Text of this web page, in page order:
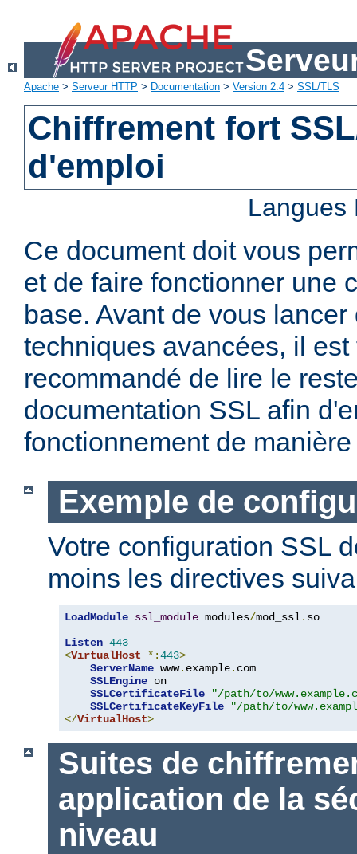
Apache > Serveur HTTP > Documentation > Version 2.4 > SSL/TLS
Chiffrement fort
d'emploi
Ce document doit vous
et de faire fonctionner une
base. Avant de vous
techniques avancées, il est
recommandé de lire le
documentation SSL afin
fonctionnement de
Exemple de
Votre configuration SSL
moins les directives
LoadModule ssl_module modules/mod_ssl. so
Listen 443
<VirtualHost *:443>
ServerName www. example. com
SSLEngine on
SSLCertificateFile
"/path/to/
SSLCertificateKeyFile
"/path/to/
</VirtualHost>
Suites de
application de la
niveau